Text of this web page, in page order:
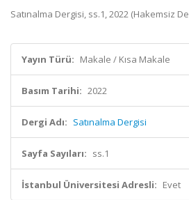
Satınalma Dergisi, ss.1, 2022 (Hakemsiz
Yayın Türü: Makale / Kısa Makale
Basım Tarihi: 2022
Dergi Adı: Satınalma Dergisi
Sayfa Sayıları: ss.1
İstanbul Üniversitesi Adresli: Evet